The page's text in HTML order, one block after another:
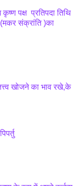
पक्ष प्रतिपदा तिथि
संक्रांति )का
खोजने का भाव रखे,के